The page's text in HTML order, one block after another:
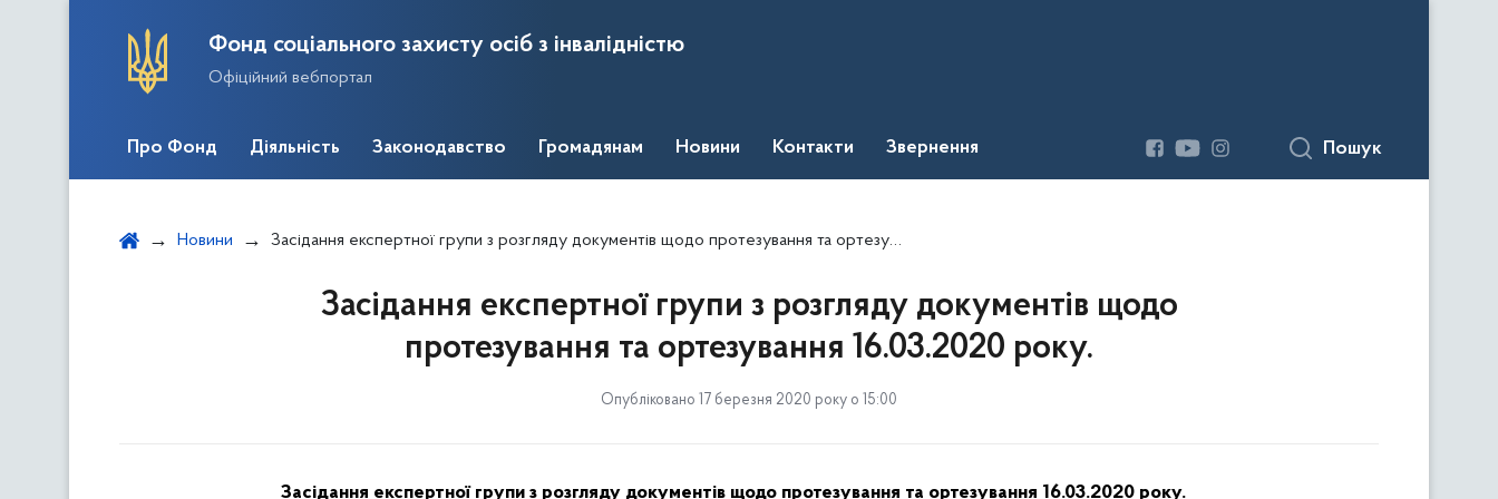
Фонд соціального захисту осіб з інвалідністю
Офіційний вебпортал
Про Фонд Діяльність Законодавство Громадянам Новини Контакти Звернення Пошук
Новини Засідання експертної групи з розгляду документів щодо протезування та ортезування 16.03.2020 року.
Засідання експертної групи з розгляду документів щодо
протезування та ортезування 16.03.2020 року.
Опубліковано 17 березня 2020 року о 15:00
Засідання експертної групи з розгляду документів щодо протезування та ортезування 16.03.2020 року.